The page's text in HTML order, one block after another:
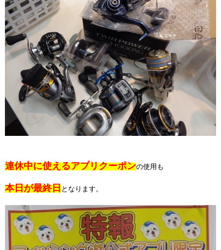
連休中に使えるアプリクーポンの使用も
本日が最終日となります。